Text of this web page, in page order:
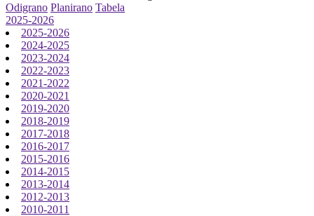
Odigrano Planirano Tabela
2025-2026
2025-2026
2024-2025
2023-2024
2022-2023
2021-2022
2020-2021
2019-2020
2018-2019
2017-2018
2016-2017
2015-2016
2014-2015
2013-2014
2012-2013
2010-2011